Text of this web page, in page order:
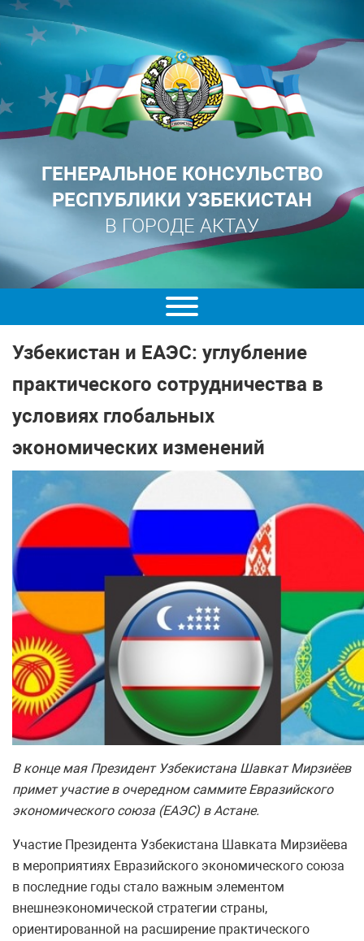
ГЕНЕРАЛЬНОЕ КОНСУЛЬСТВО
РЕСПУБЛИКИ УЗБЕКИСТАН
В ГОРОДЕ АКТАУ
Узбекистан и ЕАЭС: углубление
практического сотрудничества в
условиях глобальных
экономических изменений
В конце мая Президент Узбекистана Шавкат Мирзиёев
примет участие в очередном саммите Евразийского
экономического союза (ЕАЭС) в Астане.
Участие Президента Узбекистана Шавката Мирзиёева
в мероприятиях Евразийского экономического союза
в последние годы стало важным элементом
внешнеэкономической стратегии страны,
ориентированной на расширение практического